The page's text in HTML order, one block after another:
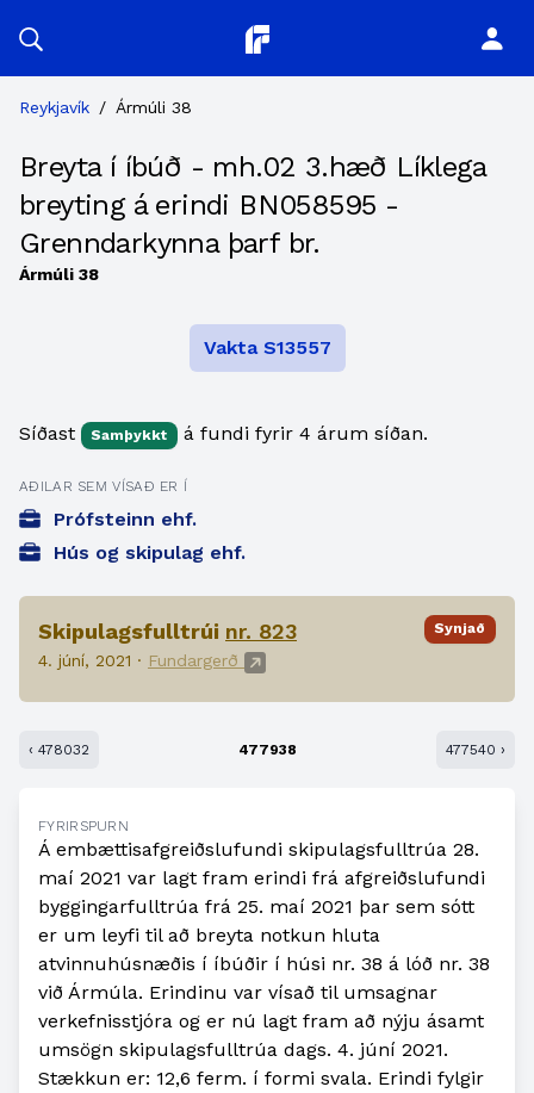
Planitor
Reykjavík / Ármúli 38
Breyta í íbúð - mh.02 3.hæð Líklega
breyting á erindi BN058595 -
Grenndarkynna þarf br.
Ármúli 38
Vakta S13557
Síðast Samþykkt á fundi fyrir 4 árum síðan.
AÐILAR SEM VÍSAÐ ER Í
Prófsteinn ehf.
Hús og skipulag ehf.
Skipulagsfulltrúi nr. 823
4. júní, 2021 · Fundargerð
Synjað
‹ 478032 477938 477540 ›
FYRIRSPURN
Á embættisafgreiðslufundi skipulagsfulltrúa 28.
maí 2021 var lagt fram erindi frá afgreiðslufundi
byggingarfulltrúa frá 25. maí 2021 þar sem sótt
er um leyfi til að breyta notkun hluta
atvinnuhúsnæðis í íbúðir í húsi nr. 38 á lóð nr. 38
við Ármúla. Erindinu var vísað til umsagnar
verkefnisstjóra og er nú lagt fram að nýju ásamt
umsögn skipulagsfulltrúa dags. 4. júní 2021.
Stækkun er: 12,6 ferm. í formi svala. Erindi fylgir